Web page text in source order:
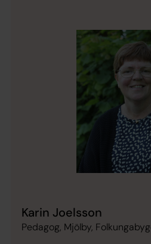
Karin Joelsson
Pedagog, Mjölby,